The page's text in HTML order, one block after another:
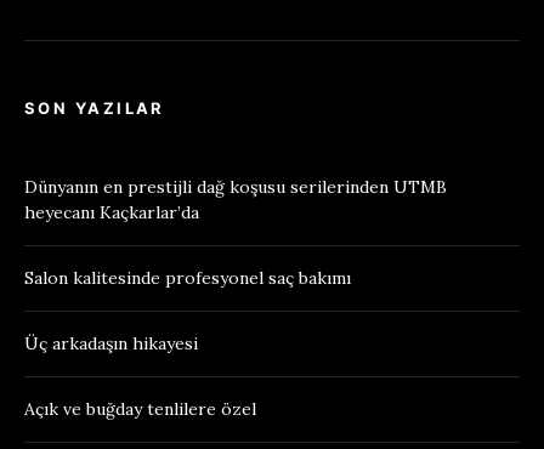
SON YAZILAR
Dünyanın en prestijli dağ koşusu serilerinden UTMB
heyecanı Kaçkarlar’da
Salon kalitesinde profesyonel saç bakımı
Üç arkadaşın hikayesi
Açık ve buğday tenlilere özel